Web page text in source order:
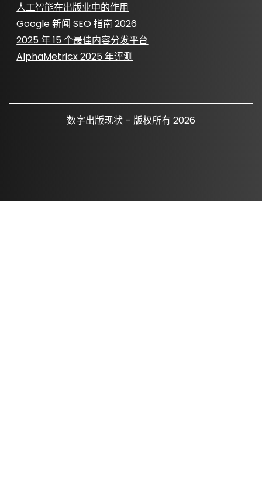
人工智能在出版业中的作用
Google 新闻 SEO 指南 2026
2025 年 15 个最佳内容分发平台
AlphaMetricx 2025 年评测
数字出版现状 – 版权所有 2026